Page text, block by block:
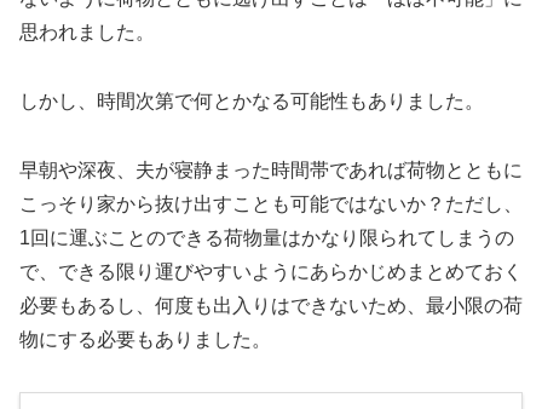
思われました。
しかし、時間次第で何とかなる可能性もありました。
早朝や深夜、夫が寝静まった時間帯であれば荷物とともに
こっそり家から抜け出すことも可能ではないか？ただし、
1回に運ぶことのできる荷物量はかなり限られてしまうの
で、できる限り運びやすいようにあらかじめまとめておく
必要もあるし、何度も出入りはできないため、最小限の荷
物にする必要もありました。